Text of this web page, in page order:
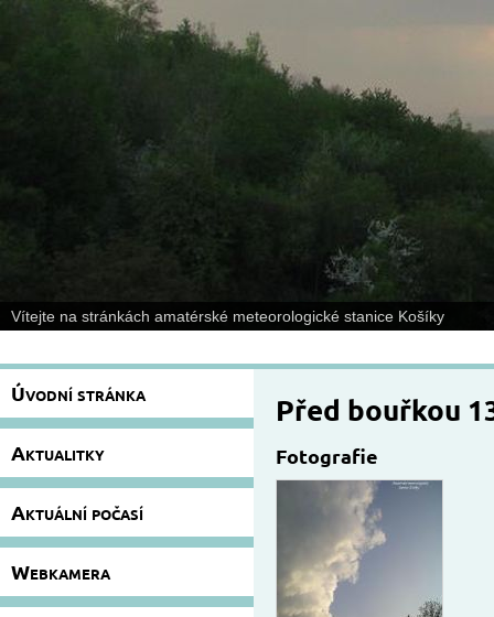
Vítejte na stránkách amatérské meteorologické stanice Košíky
Úvodní stránka
Aktualitky
Aktuální počasí
Webkamera
Před bouřkou
Fotografie